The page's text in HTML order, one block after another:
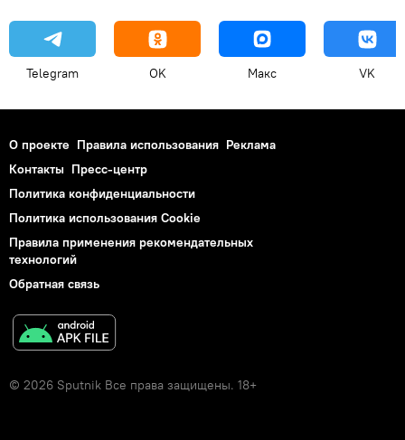
Telegram OK Макс VK
О проекте Правила использования Реклама
Контакты Пресс-центр
Политика конфиденциальности
Политика использования Cookie
Правила применения рекомендательных
технологий
Обратная связь
© 2026 Sputnik Все права защищены. 18+